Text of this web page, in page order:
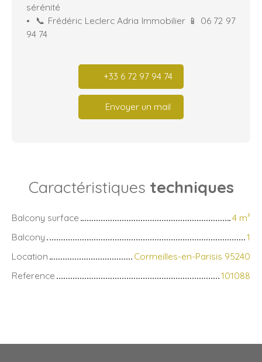
sérénité
📞 Frédéric Leclerc Adria Immobilier 📱 06 72 97
94 74
+33 6 72 97 94 74
Envoyer un mail
Caractéristiques techniques
Balcony surface 4 m²
Balcony
1
Location
Cormeilles-en-Parisis 95240
Reference
101088